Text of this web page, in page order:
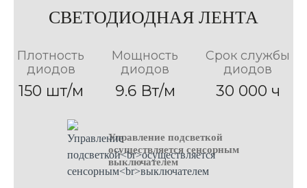
90см Х 70см
120см Х 70см
60см Х 70см
60см Х 80см
СВЕТОДИОДНАЯ ЛЕНТА
Плотность
диодов
150 шт/м
Мощность
диодов
9.6 Вт/м
Срок службы
диодов
30 000 ч
Управление подсветкой
осуществляется сенсорным
выключателем